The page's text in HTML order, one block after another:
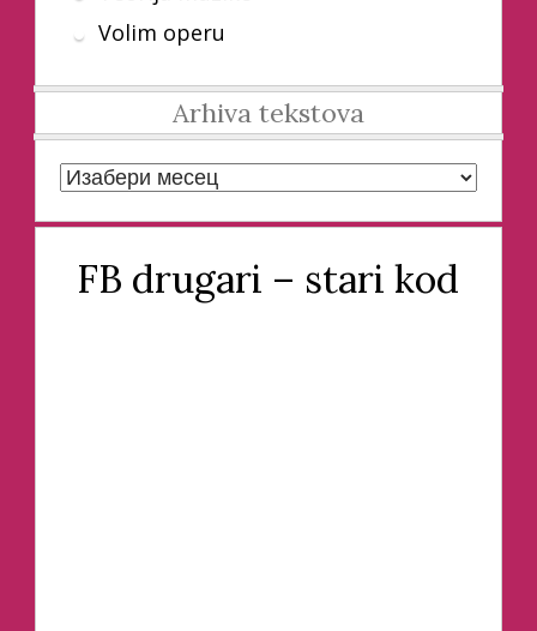
Volim operu
Arhiva tekstova
Arhiva tekstova
FB drugari – stari kod